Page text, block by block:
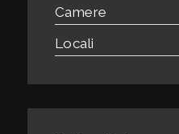
Camere
Locali